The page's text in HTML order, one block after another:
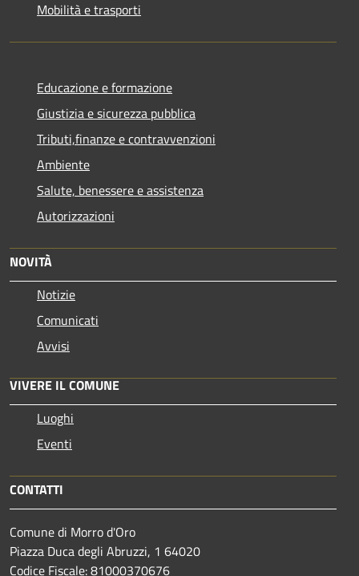
Mobilità e trasporti
Educazione e formazione
Giustizia e sicurezza pubblica
Tributi,finanze e contravvenzioni
Ambiente
Salute, benessere e assistenza
Autorizzazioni
NOVITÀ
Notizie
Comunicati
Avvisi
VIVERE IL COMUNE
Luoghi
Eventi
CONTATTI
Comune di Morro d'Oro
Piazza Duca degli Abruzzi, 1 64020
Codice Fiscale: 81000370676